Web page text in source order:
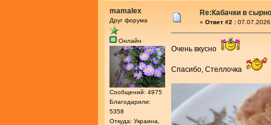
mamalex
Друг форума
Онлайн
Сообщений: 4975
Благодарили:
5358
Откуда: Украина,
Re:Кабачки в
« Ответ #2 :
Очень вкусно
Спасибо, Стеллочка